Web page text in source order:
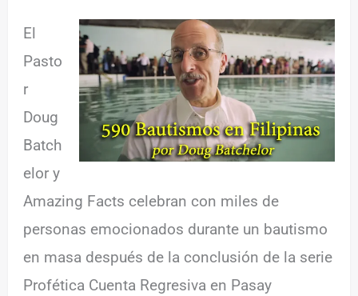
El
Pasto
r
Doug
Batch
elor y
Amazing Facts celebran con miles de
personas emocionados durante un bautismo
en masa después de la conclusión de la serie
Profética Cuenta Regresiva en Pasay